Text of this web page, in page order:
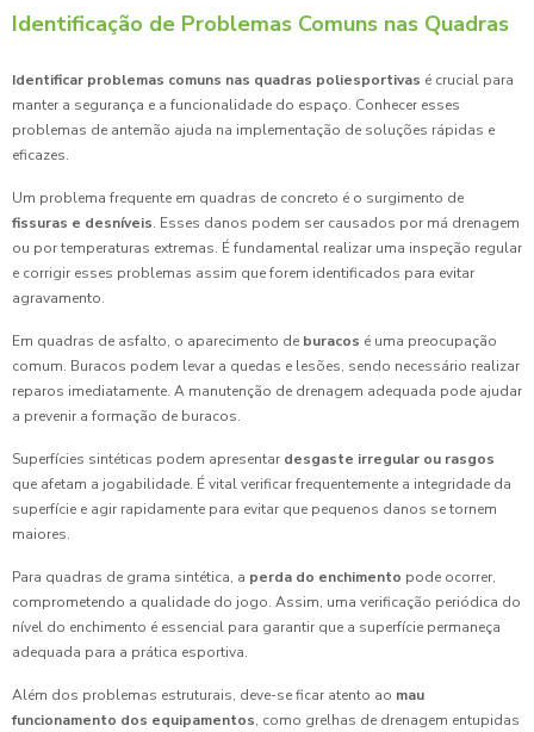
Identificação de Problemas Comuns nas Quadras
Identificar problemas comuns nas quadras poliesportivas é crucial para
manter a segurança e a funcionalidade do espaço. Conhecer esses
problemas de antemão ajuda na implementação de soluções rápidas e
eficazes.
Um problema frequente em quadras de concreto é o surgimento de
fissuras e desníveis. Esses danos podem ser causados por má drenagem
ou por temperaturas extremas. É fundamental realizar uma inspeção regular
e corrigir esses problemas assim que forem identificados para evitar
agravamento.
Em quadras de asfalto, o aparecimento de buracos é uma preocupação
comum. Buracos podem levar a quedas e lesões, sendo necessário realizar
reparos imediatamente. A manutenção de drenagem adequada pode ajudar
a prevenir a formação de buracos.
Superfícies sintéticas podem apresentar desgaste irregular ou rasgos
que afetam a jogabilidade. É vital verificar frequentemente a integridade da
superfície e agir rapidamente para evitar que pequenos danos se tornem
maiores.
Para quadras de grama sintética, a perda do enchimento pode ocorrer,
comprometendo a qualidade do jogo. Assim, uma verificação periódica do
nível do enchimento é essencial para garantir que a superfície permaneça
adequada para a prática esportiva.
Além dos problemas estruturais, deve-se ficar atento ao mau
funcionamento dos equipamentos, como grelhas de drenagem entupidas